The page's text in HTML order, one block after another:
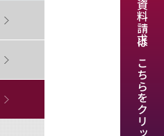
資料請求はこちらをクリック